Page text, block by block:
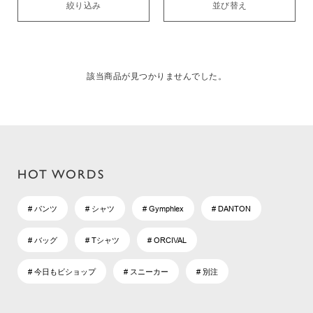
絞り込み 並び替え
該当商品が見つかりませんでした。
HOT WORDS
# パンツ # シャツ # Gymphlex # DANTON
# バッグ # Tシャツ # ORCIVAL
# 今日もビショップ # スニーカー # 別注